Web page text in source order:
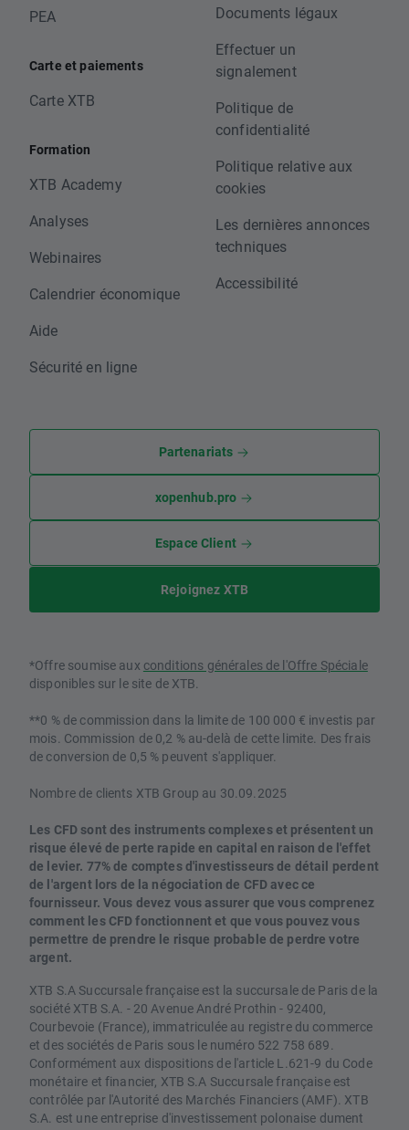
PEA
Carte et paiements
Carte XTB
Formation
XTB Academy
Analyses
Webinaires
Calendrier économique
Aide
Sécurité en ligne
Documents légaux
Effectuer un
signalement
Politique de
confidentialité
Politique relative aux
cookies
Les dernières annonces
techniques
Accessibilité
Partenariats
xopenhub.pro
Espace Client
Rejoignez XTB
*Offre soumise aux conditions générales de l'Offre Spéciale
disponibles sur le site de XTB.
**0 % de commission dans la limite de 100 000 € investis par
mois. Commission de 0,2 % au-delà de cette limite. Des frais
de conversion de 0,5 % peuvent s'appliquer.
Nombre de clients XTB Group au 30.09.2025
Les CFD sont des instruments complexes et présentent un
risque élevé de perte rapide en capital en raison de l'effet
de levier. 77% de comptes d'investisseurs de détail perdent
de l'argent lors de la négociation de CFD avec ce
fournisseur. Vous devez vous assurer que vous comprenez
comment les CFD fonctionnent et que vous pouvez vous
permettre de prendre le risque probable de perdre votre
argent.
XTB S.A Succursale française est la succursale de Paris de la
société XTB S.A. - 20 Avenue André Prothin - 92400,
Courbevoie (France), immatriculée au registre du commerce
et des sociétés de Paris sous le numéro 522 758 689.
Conformément aux dispositions de l'article L.621-9 du Code
monétaire et financier, XTB S.A Succursale française est
contrôlée par l'Autorité des Marchés Financiers (AMF). XTB
S.A. est une entreprise d'investissement polonaise dument